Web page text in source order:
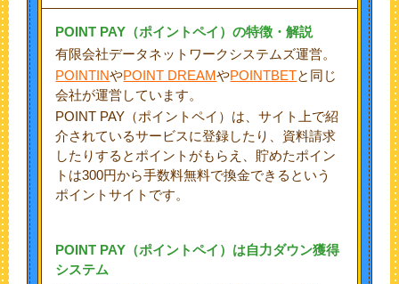
POINT PAY （ポイントペイ）の特徴・解説
有限会社データネットワークシステムズ運営。
POINTINやPOINT DREAMやPOINTBETと同じ
会社が運営しています。
POINT PAY（ポイントペイ）は、サイト上で紹
介されているサービスに登録したり、資料請求
したりするとポイントがもらえ、貯めたポイン
トは300円から手数料無料で換金できるという
ポイントサイトです。
POINT PAY （ポイントペイ）は自力ダウン獲得
システム